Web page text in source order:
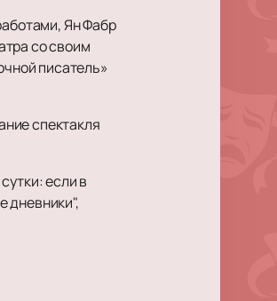
Ян Фабр
со своим
писатель»
спектакля
если в
дневники",